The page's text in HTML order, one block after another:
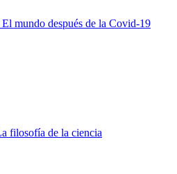
El mundo después de la Covid-19
filosofía de la ciencia